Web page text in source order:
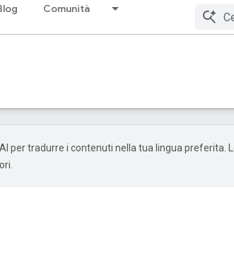
Comunità
per tradurre i contenuti nella tua lingua preferita.